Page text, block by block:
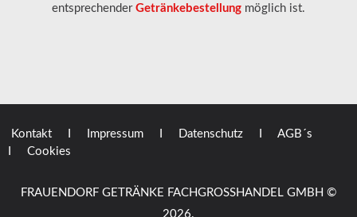
entsprechender Getränkebestellung möglich ist.
Kontakt I Impressum I Datenschutz
I AGB´s
I Cookies
FRAUENDORF GETRÄNKE FACHGROSSHANDEL GMBH
©
2026